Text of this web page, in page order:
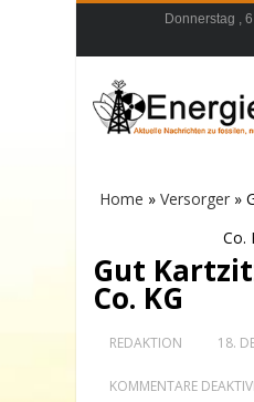
Donnerstag ,
Home » Versorger»
Co.
Gut
Co. KG
REDAKTION 18.
KOMMENTARE